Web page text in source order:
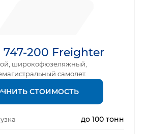
747-200 Freighter
широкофюзеляжный,
самолет.
СТОИМОСТЬ
до 100 тонн